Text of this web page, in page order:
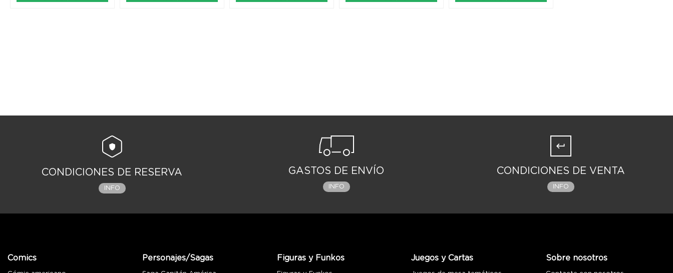
CONDICIONES DE RESERVA
INFO
GASTOS DE ENVÍO
INFO
CONDICIONES DE VENTA
INFO
Comics Personajes/Sagas Figuras y Funkos Juegos y Cartas Sobre nosotros